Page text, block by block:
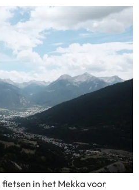
fietsen in het Mekka voor